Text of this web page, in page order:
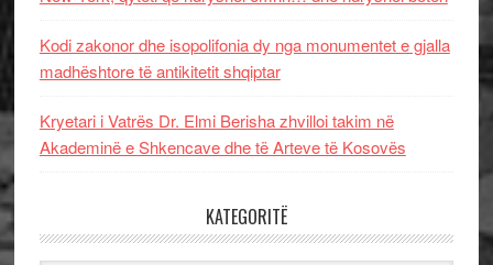
Kodi zakonor dhe isopolifonia dy nga monumentet e gjalla
madhështore të antikitetit shqiptar
Kryetari i Vatrës Dr. Elmi Berisha zhvilloi takim në
Akademinë e Shkencave dhe të Arteve të Kosovës
KATEGORITË